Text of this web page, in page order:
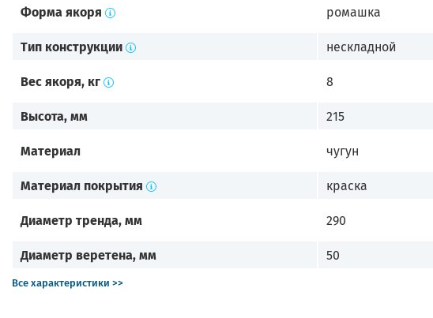
Форма якоря ромашка
Тип конструкции нескладной
Вес якоря, кг 8
Высота, мм 215
Материал чугун
Материал покрытия краска
Диаметр тренда, мм 290
Диаметр веретена, мм 50
Все характеристики >>